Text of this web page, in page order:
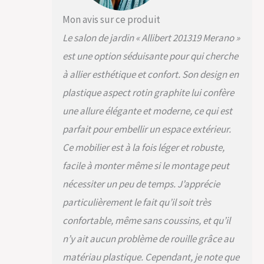
Mon avis sur ce produit
Le salon de jardin « Allibert 201319 Merano »
est une option séduisante pour qui cherche
à allier esthétique et confort. Son design en
plastique aspect rotin graphite lui confère
une allure élégante et moderne, ce qui est
parfait pour embellir un espace extérieur.
Ce mobilier est à la fois léger et robuste,
facile à monter même si le montage peut
nécessiter un peu de temps. J’apprécie
particulièrement le fait qu’il soit très
confortable, même sans coussins, et qu’il
n’y ait aucun problème de rouille grâce au
matériau plastique. Cependant, je note que